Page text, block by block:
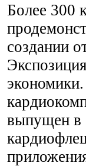
Более 300
создании
выпущен в